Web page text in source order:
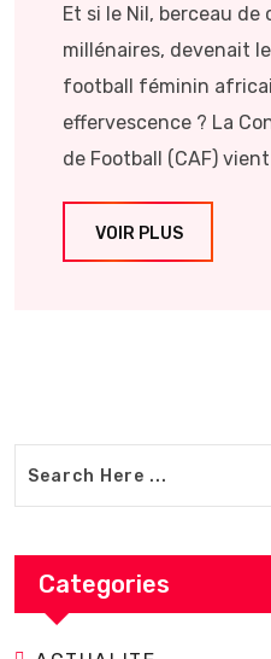
Et si le Nil, berceau de
millénaires, devenait
football féminin
effervescence ? La
de Football (CAF)
VOIR PLUS
Categories